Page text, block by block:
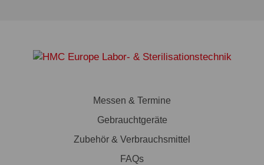
Messen & Termine
Gebrauchtgeräte
Zubehör & Verbrauchsmittel
FAQs